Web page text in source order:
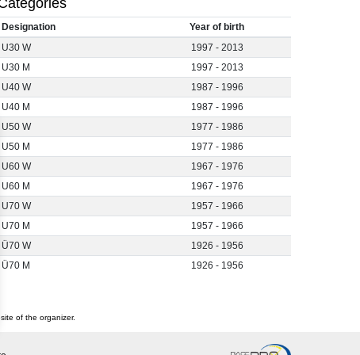
Designation
Year of birth
U30 W
1997 - 2013
U30 M
1997 - 2013
U40 W
1987 - 1996
U40 M
1987 - 1996
U50 W
1977 - 1986
U50 M
1977 - 1986
U60 W
1967 - 1976
U60 M
1967 - 1976
U70 W
1957 - 1966
U70 M
1957 - 1966
Ü70 W
1926 - 1956
Ü70 M
1926 - 1956
of the organizer.